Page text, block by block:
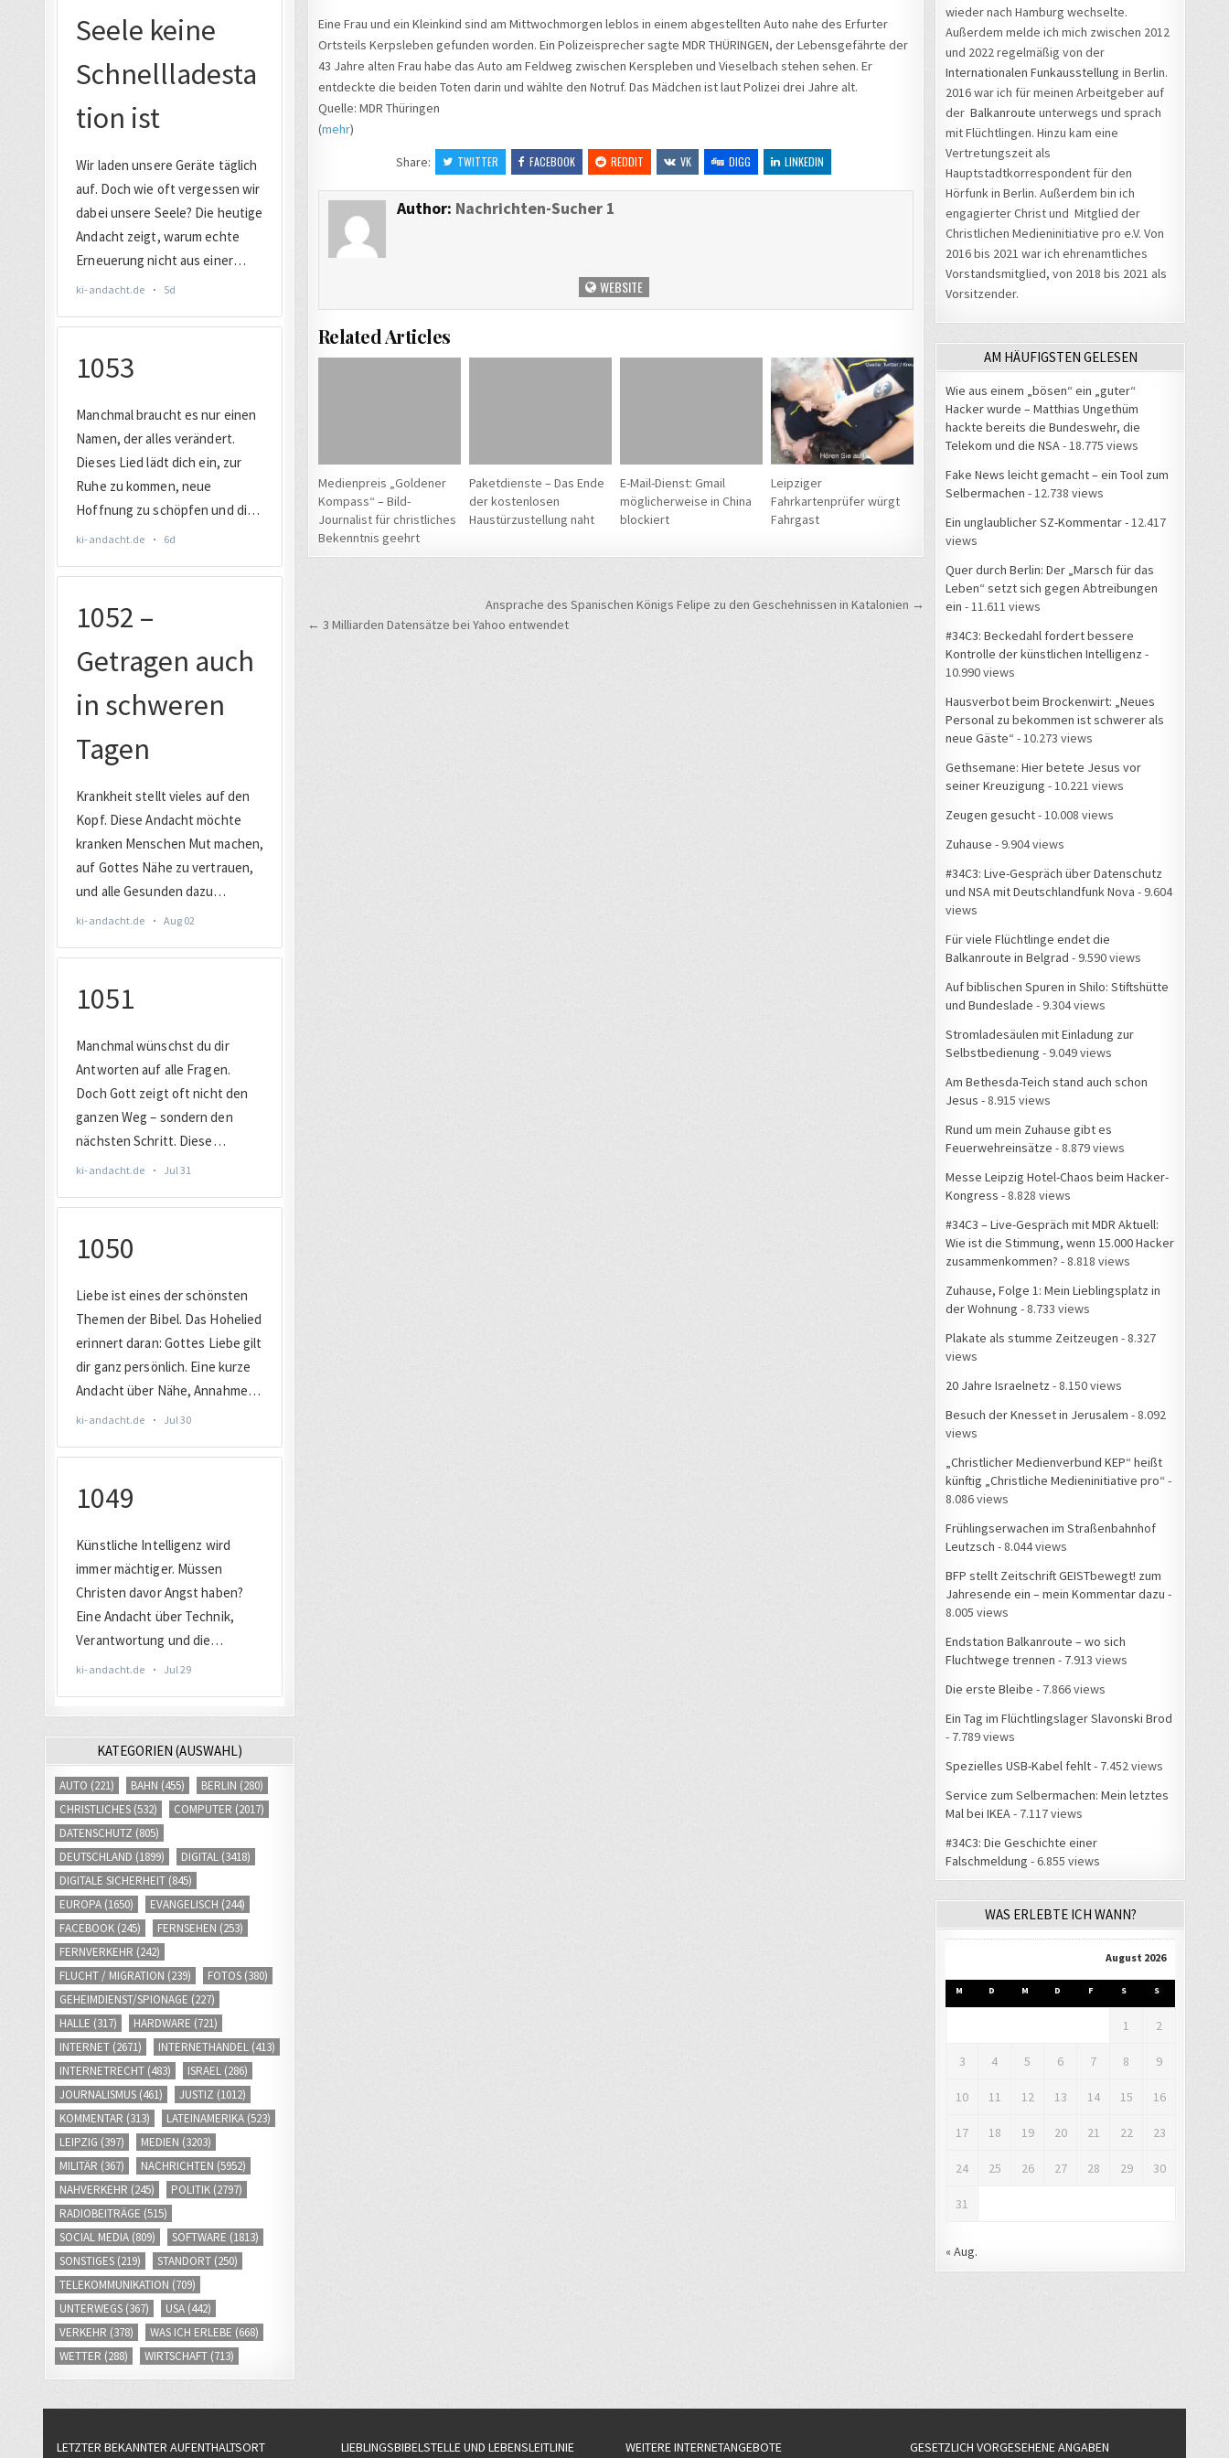
Eine Frau und ein Kleinkind sind am Mittwochmorgen leblos in einem abgestellten Auto nahe des Erfurter
Ortsteils Kerpsleben gefunden worden. Ein Polizeisprecher sagte MDR THÜRINGEN, der Lebensgefährte der
43 Jahre alten Frau habe das Auto am Feldweg zwischen Kerspleben und Vieselbach stehen sehen. Er
entdeckte die beiden Toten darin und wählte den Notruf. Das Mädchen ist laut Polizei drei Jahre alt.
Quelle: MDR Thüringen
(mehr)
Share:
TWITTER FACEBOOK REDDIT VK DIGG LINKEDIN
Author: Nachrichten-Sucher 1
WEBSITE
Related Articles
Medienpreis „Goldener
Kompass“ – Bild-
Journalist für christliches
Bekenntnis geehrt
Paketdienste – Das Ende
der kostenlosen
Haustürzustellung naht
E-Mail-Dienst: Gmail
möglicherweise in China
blockiert
Leipziger
Fahrkartenprüfer würgt
Fahrgast
BeitragsnavigationAnsprache des Spanischen Königs Felipe zu den Geschehnissen in Katalonien →
← 3 Milliarden Datensätze bei Yahoo entwendet
KATEGORIEN (AUSWAHL)
AUTO (221) BAHN (455) BERLIN (280)
CHRISTLICHES (532) COMPUTER (2017)
DATENSCHUTZ (805)
DEUTSCHLAND (1899) DIGITAL (3418)
DIGITALE SICHERHEIT (845)
EUROPA (1650) EVANGELISCH (244)
FACEBOOK (245) FERNSEHEN (253)
FERNVERKEHR (242)
FLUCHT / MIGRATION (239) FOTOS (380)
GEHEIMDIENST/SPIONAGE (227)
HALLE (317) HARDWARE (721)
INTERNET (2671) INTERNETHANDEL (413)
INTERNETRECHT (483) ISRAEL (286)
JOURNALISMUS (461) JUSTIZ (1012)
KOMMENTAR (313) LATEINAMERIKA (523)
LEIPZIG (397) MEDIEN (3203)
MILITÄR (367) NACHRICHTEN (5952)
NAHVERKEHR (245) POLITIK (2797)
RADIOBEITRÄGE (515)
SOCIAL MEDIA (809) SOFTWARE (1813)
SONSTIGES (219) STANDORT (250)
TELEKOMMUNIKATION (709)
UNTERWEGS (367) USA (442)
VERKEHR (378) WAS ICH ERLEBE (668)
WETTER (288) WIRTSCHAFT (713)
wieder nach Hamburg wechselte.
Außerdem melde ich mich zwischen 2012
und 2022 regelmäßig von der
Internationalen Funkausstellung in Berlin.
2016 war ich für meinen Arbeitgeber auf
der Balkanroute unterwegs und sprach
mit Flüchtlingen. Hinzu kam eine
Vertretungszeit als
Hauptstadtkorrespondent für den
Hörfunk in Berlin. Außerdem bin ich
engagierter Christ und Mitglied der
Christlichen Medieninitiative pro e.V. Von
2016 bis 2021 war ich ehrenamtliches
Vorstandsmitglied, von 2018 bis 2021 als
Vorsitzender.
AM HÄUFIGSTEN GELESEN
Wie aus einem „bösen“ ein „guter“
Hacker wurde – Matthias Ungethüm
hackte bereits die Bundeswehr, die
Telekom und die NSA - 18.775 views
Fake News leicht gemacht – ein Tool zum
Selbermachen - 12.738 views
Ein unglaublicher SZ-Kommentar- 12.417
views
Quer durch Berlin: Der „Marsch für das
Leben“ setzt sich gegen Abtreibungen
ein - 11.611 views
#34C3: Beckedahl fordert bessere
Kontrolle der künstlichen Intelligenz -
10.990 views
Hausverbot beim Brockenwirt: „Neues
Personal zu bekommen ist schwerer als
neue Gäste“ - 10.273 views
Gethsemane: Hier betete Jesus vor
seiner Kreuzigung - 10.221 views
Zeugen gesucht- 10.008 views
Zuhause - 9.904 views
#34C3: Live-Gespräch über Datenschutz
und NSA mit Deutschlandfunk Nova - 9.604
views
Für viele Flüchtlinge endet die
Balkanroute in Belgrad - 9.590 views
Auf biblischen Spuren in Shilo: Stiftshütte
und Bundeslade - 9.304 views
Stromladesäulen mit Einladung zur
Selbstbedienung - 9.049 views
Am Bethesda-Teich stand auch schon
Jesus - 8.915 views
Rund um mein Zuhause gibt es
Feuerwehreinsätze - 8.879 views
Messe Leipzig Hotel-Chaos beim Hacker-
Kongress - 8.828 views
#34C3 – Live-Gespräch mit MDR Aktuell:
Wie ist die Stimmung, wenn 15.000 Hacker
zusammenkommen? - 8.818 views
Zuhause, Folge 1: Mein Lieblingsplatz in
der Wohnung - 8.733 views
Plakate als stumme Zeitzeugen - 8.327
views
20 Jahre Israelnetz - 8.150 views
Besuch der Knesset in Jerusalem - 8.092
views
„Christlicher Medienverbund KEP“ heißt
künftig „Christliche Medieninitiative pro“ -
8.086 views
Frühlingserwachen im Straßenbahnhof
Leutzsch - 8.044 views
BFP stellt Zeitschrift GEISTbewegt! zum
Jahresende ein – mein Kommentar dazu -
8.005 views
Endstation Balkanroute – wo sich
Fluchtwege trennen - 7.913 views
Die erste Bleibe - 7.866 views
Ein Tag im Flüchtlingslager Slavonski Brod
- 7.789 views
Spezielles USB-Kabel fehlt- 7.452 views
Service zum Selbermachen: Mein letztes
Mal bei IKEA - 7.117 views
#34C3: Die Geschichte einer
Falschmeldung - 6.855 views
WAS ERLEBTE ICH WANN?
August 2026
M D M D F S S
1 2
3 4 5 6 7 8 9
10 11 12 13 14 15 16
17 18 19 20 21 22 23
24 25 26 27 28 29 30
31
« Aug.
LETZTER BEKANNTER AUFENTHALTSORT LIEBLINGSBIBELSTELLE UND LEBENSLEITLINIE WEITERE INTERNETANGEBOTE GESETZLICH VORGESEHENE ANGABEN